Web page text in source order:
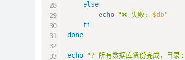
else
echo
"❌ 失败: $db"
fi
done
echo "? 所有数据库备份完成，目录: